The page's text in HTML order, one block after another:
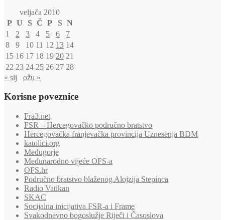
veljača 2010
P U S Č P S N
1
2 3 4 5 6
7
8
9 10 11 12 13 14
15 16 17 18 19 20 21
22 23 24 25 26 27 28
« sij
ožu »
Korisne poveznice
Fra3.net
FSR – Hercegovačko područno bratstvo
Hercegovačka franjevačka provincija Uznesenja BDM
katolici.org
Međugorje
Međunarodno vijeće OFS-a
OFS.hr
Područno bratstvo blaženog Alojzija Stepinca
Radio Vatikan
SKAC
Socijalna inicijativa FSR-a i Frame
Svakodnevno bogoslužje Riječi i Časoslova